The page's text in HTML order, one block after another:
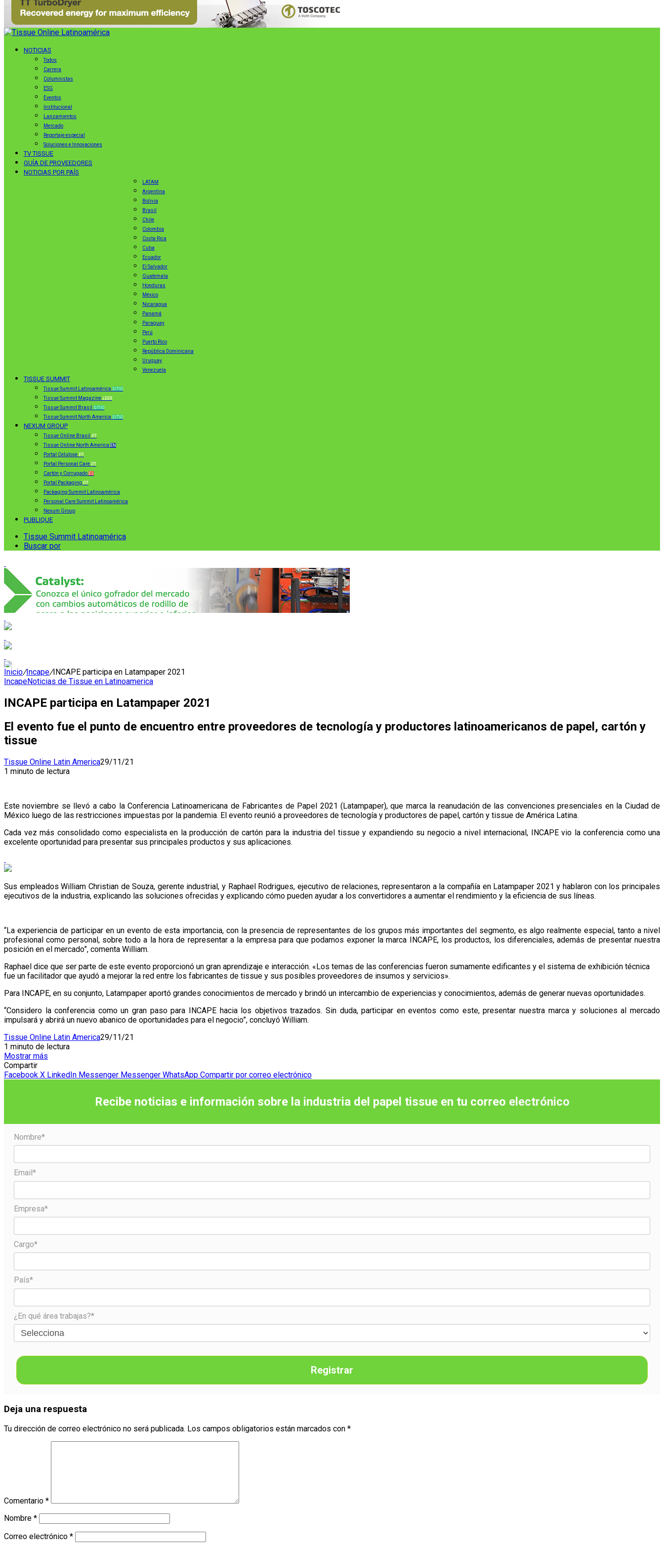
NOTICIAS
Todos
Carrera
Columnistas
ESG
Eventos
Institucional
Lanzamientos
Mercado
Reportaje especial
Soluciones e Innovaciones
TV TISSUE
GUÍA DE PROVEEDORES
NOTICIAS POR PAÍS
LATAM
Argentina
Bolivia
Brasil
Chile
Colombia
Costa Rica
Cuba
Ecuador
El Salvador
Guatemala
Honduras
México
Nicaragua
Panamá
Paraguay
Perú
Puerto Rico
República Dominicana
Uruguay
Venezuela
TISSUE SUMMIT
Tissue Summit Latinoamérica SITIO
Tissue Summit Magazine LEER
Tissue Summit Brasil SITIO
Tissue Summit North America SITIO
NEXUM GROUP
Tissue Online Brasil PT
Tissue Online North America EN
Portal Celulose PT
Portal Personal Care PT
Cartón y Corrugado ES
Portal Packaging PT
Packaging Summit Latinoamérica
Personal Care Summit Latinoamérica
Nexum Group
PUBLIQUE
Tissue Summit Latinoamérica
Buscar por
Inicio/Incape/INCAPE participa en Latampaper 2021
IncapeNoticias de Tissue en Latinoamerica
INCAPE participa en Latampaper 2021
El evento fue el punto de encuentro entre proveedores de tecnología y productores latinoamericanos de papel, cartón y
tissue
Tissue Online Latin America29/11/21
1 minuto de lectura
Este noviembre se llevó a cabo la Conferencia Latinoamericana de Fabricantes de Papel 2021 (Latampaper), que marca la reanudación de las convenciones presenciales en la Ciudad de
México luego de las restricciones impuestas por la pandemia. El evento reunió a proveedores de tecnología y productores de papel, cartón y tissue de América Latina.
Cada vez más consolidado como especialista en la producción de cartón para la industria del tissue y expandiendo su negocio a nivel internacional, INCAPE vio la conferencia como una
excelente oportunidad para presentar sus principales productos y sus aplicaciones.
Sus empleados William Christian de Souza, gerente industrial, y Raphael Rodrigues, ejecutivo de relaciones, representaron a la compañía en Latampaper 2021 y hablaron con los principales
ejecutivos de la industria, explicando las soluciones ofrecidas y explicando cómo pueden ayudar a los convertidores a aumentar el rendimiento y la eficiencia de sus líneas.
“La experiencia de participar en un evento de esta importancia, con la presencia de representantes de los grupos más importantes del segmento, es algo realmente especial, tanto a nivel
profesional como personal, sobre todo a la hora de representar a la empresa para que podamos exponer la marca INCAPE, los productos, los diferenciales, además de presentar nuestra
posición en el mercado”, comenta William.
Raphael dice que ser parte de este evento proporcionó un gran aprendizaje e interacción. «Los temas de las conferencias fueron sumamente edificantes y el sistema de exhibición técnica
fue un facilitador que ayudó a mejorar la red entre los fabricantes de tissue y sus posibles proveedores de insumos y servicios».
Para INCAPE, en su conjunto, Latampaper aportó grandes conocimientos de mercado y brindó un intercambio de experiencias y conocimientos, además de generar nuevas oportunidades.
“Considero la conferencia como un gran paso para INCAPE hacia los objetivos trazados. Sin duda, participar en eventos como este, presentar nuestra marca y soluciones al mercado
impulsará y abrirá un nuevo abanico de oportunidades para el negocio”, concluyó William.
Tissue Online Latin America29/11/21
1 minuto de lectura
Mostrar más
Compartir
Facebook X LinkedIn Messenger Messenger WhatsApp Compartir por correo electrónico
Recibe noticias e información sobre la industria del papel tissue en tu correo electrónico
Nombre*
Email*
Empresa*
Cargo*
País*
¿En qué área trabajas?*
Registrar
Deja una respuesta
Tu dirección de correo electrónico no será publicada. Los campos obligatorios están marcados con *
Comentario *
Nombre *
Correo electrónico *